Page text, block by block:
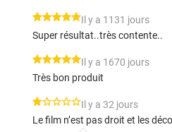
*****
Il y a 1131 jours
Super résultat..très contente..
*****
Il y a 1670 jours
Très bon produit
*****
Il y a 32 jours
Le film n’est pas droit et les